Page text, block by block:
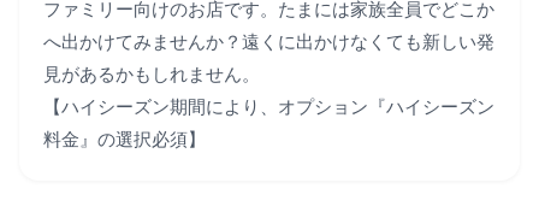
ファミリー向けのお店です。たまには家族全員でどこか
へ出かけてみませんか？遠くに出かけなくても新しい発
見があるかもしれません。
【ハイシーズン期間により、オプション『ハイシーズン
料金』の選択必須】